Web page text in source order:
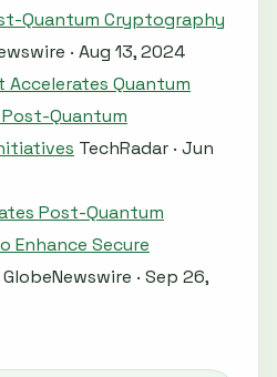
Quantum Cryptography
· Aug 13, 2024
Accelerates Quantum
Quantum
TechRadar · Jun
Post-Quantum
Enhance Secure
GlobeNewswire · Sep 26,